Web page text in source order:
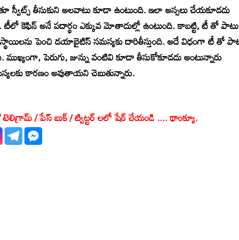
స్వీట్స్ తీసుకుని అలవాటు కూడా ఉంటుంది. ఇలా అస్సలు చేయకూడదు
టీలో కెఫిన్ అనే పదార్థం ఎక్కువ మోతాదుల్లో ఉంటుంది. కాబట్టి, టీ తో
స్థాయిలను పెంచి డయాబైటిస్ సమస్యకు దారితీస్తుంది. అదే విధంగా టీ తో
ముఖ్యంగా, పెరుగు, జున్ను వంటివి కూడా తీసుకోకూడదు అంటున్నారు
కారణం అవుతాయని చెబుతున్నారు.
/ పేస్ బుక్ / ట్విట్టర్ లలో షేర్ చేయండి .... థాంక్యూ.